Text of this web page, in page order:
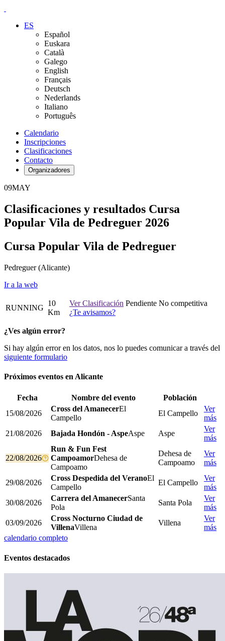
ES
Español
Euskara
Català
Galego
English
Français
Deutsch
Nederlands
Italiano
Português
Calendario
Inscripciones
Clasificaciones
Contacto
Organizadores
09MAY
Clasificaciones y resultados Cursa
Popular Vila de Pedreguer 2026
Cursa Popular Vila de Pedreguer
Pedreguer(Alicante)
Ir a la web
RUNNING
10
Km
Ver Clasificación Pendiente No competitiva
¿Te avisamos?
¿Ves algún error?
Si hay algún error en los datos, nos lo puedes comunicar a través del
siguiente formulario
Próximos eventos en Alicante
Fecha Nombre del evento
Población
15/08/2026
Cross del AmanecerEl
Campello
El Campello
Ver
más
21/08/2026
Bajada Hondón - AspeAspe Aspe
Ver
más
22/08/2026
Run & Fun Fest
CampoamorDehesa de
Campoamo
Dehesa de
Campoamo
Ver
más
29/08/2026
Cross Despedida del VeranoEl
Campello
El Campello
Ver
más
30/08/2026
Carrera del AmanecerSanta
Pola
Santa Pola
Ver
más
03/09/2026
Cross Nocturno Ciudad de
VillenaVillena
Villena
Ver
más
calendario completo
Eventos destacados